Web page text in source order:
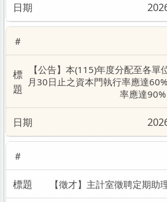
【公告】本(115)年度分配至各
月30日止之資本門執行率應達
率應達90%
【徵才】主計室徵聘定期